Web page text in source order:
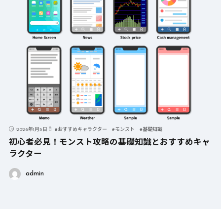
2026年1月5日 #おすすめキャラクター #モンスト #基礎知識
初心者必見！モンスト攻略の基礎知識とおすすめキャ
ラクター
admin